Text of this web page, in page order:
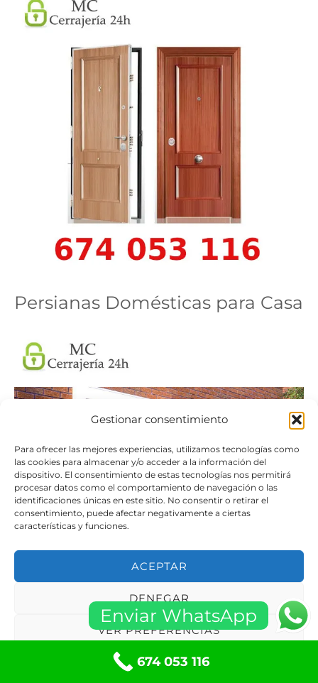
Gestionar consentimiento
Para ofrecer las mejores experiencias, utilizamos tecnologías como
las cookies para almacenar y/o acceder a la información del
dispositivo. El consentimiento de estas tecnologías nos permitirá
procesar datos como el comportamiento de navegación o las
identificaciones únicas en este sitio. No consentir o retirar el
consentimiento, puede afectar negativamente a ciertas
características y funciones.
ACEPTAR
DENEGAR
VER PREFERENCIAS
Política de cookiesPolíticas de privacidad
Persianas Domésticas para Casa
Motor para Persianas de Casa
Enviar WhatsApp
674 053 116